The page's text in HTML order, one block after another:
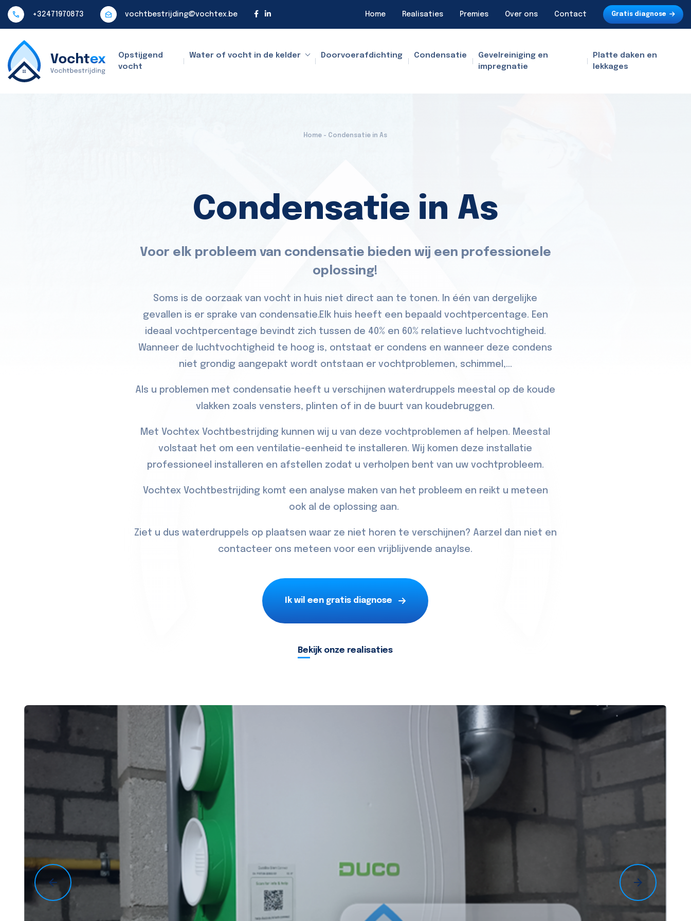
+32471970873 vochtbestrijding@vochtex.be Home Realisaties Premies Over ons Contact Gratis diagnose
Opstijgend
vocht
Water of vocht in de kelder Doorvoerafdichting Condensatie
Gevelreiniging en
impregnatie
Platte daken en
lekkages
Home - Condensatie in As
Condensatie in As
Voor elk probleem van condensatie bieden wij een professionele
oplossing!
Soms is de oorzaak van vocht in huis niet direct aan te tonen. In één van dergelijke
gevallen is er sprake van condensatie.Elk huis heeft een bepaald vochtpercentage. Een
ideaal vochtpercentage bevindt zich tussen de 40% en 60% relatieve luchtvochtigheid.
Wanneer de luchtvochtigheid te hoog is, ontstaat er condens en wanneer deze condens
niet grondig aangepakt wordt ontstaan er vochtproblemen, schimmel,...
Als u problemen met condensatie heeft u verschijnen waterdruppels meestal op de koude
vlakken zoals vensters, plinten of in de buurt van koudebruggen.
Met Vochtex Vochtbestrijding kunnen wij u van deze vochtproblemen af helpen. Meestal
volstaat het om een ventilatie-eenheid te installeren. Wij komen deze installatie
professioneel installeren en afstellen zodat u verholpen bent van uw vochtprobleem.
Vochtex Vochtbestrijding komt een analyse maken van het probleem en reikt u meteen
ook al de oplossing aan.
Ziet u dus waterdruppels op plaatsen waar ze niet horen te verschijnen? Aarzel dan niet en
contacteer ons meteen voor een vrijblijvende anaylse.
Ik wil een gratis diagnose
Bekijk onze realisaties